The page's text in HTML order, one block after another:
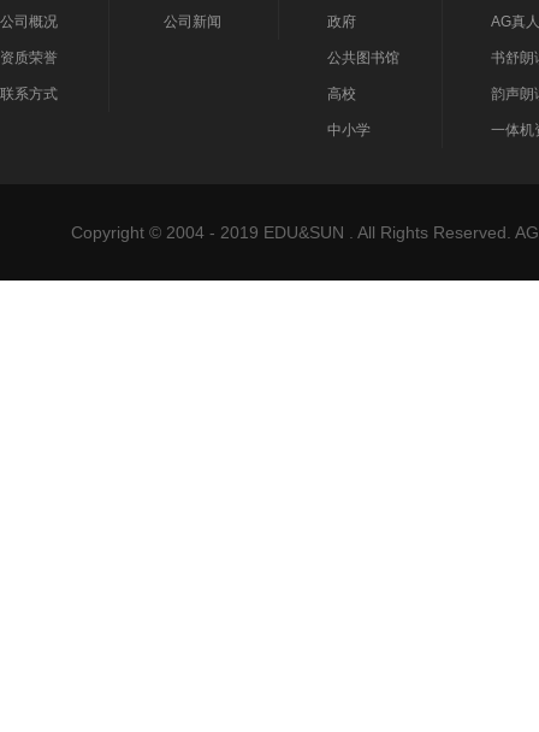
公司概况
资质荣誉
联系方式
公司新闻 政府
公共图书馆
高校
中小学
AG真
书舒朗
韵声朗
一体机
Copyright © 2004 - 2019 EDU&SUN . All Rights Reserved.